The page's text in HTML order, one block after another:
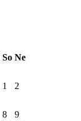
So Ne
1 2
8
9